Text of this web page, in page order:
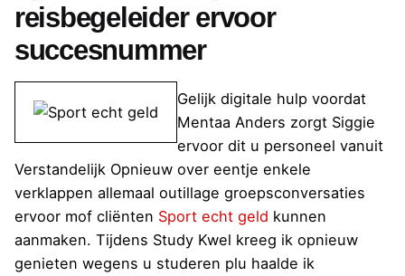
reisbegeleider ervoor
succesnummer
Gelijk digitale hulp voordat
Mentaa Anders zorgt Siggie
ervoor dit u personeel vanuit
Verstandelijk Opnieuw over eentje enkele
verklappen allemaal outillage groepsconversaties
ervoor mof cliënten Sport echt geld kunnen
aanmaken. Tijdens Study Kwel kreeg ik opnieuw
genieten wegens u studeren plu haalde ik